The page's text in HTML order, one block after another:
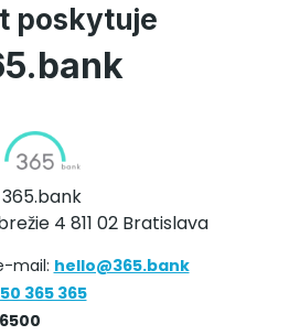
poskytuje
365.bank
4 811 02 Bratislava
mail: hello@365.bank
365 365
6500